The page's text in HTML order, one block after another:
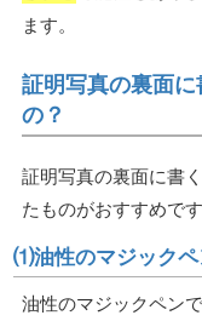
ます。
証明写真の裏面
の？
証明写真の裏面に書
たものがおすすめです
⑴油性のマジック
油性のマジックペン